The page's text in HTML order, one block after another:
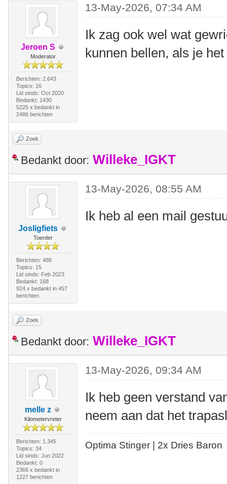
Jeroen S
Moderator
Berichten: 2.643
Topics: 16
Lid sinds: Oct 2020
Bedankt: 1430
5225 x bedankt in
2486 berichten
13-May-2026, 07:34 AM
Ik zag ook wel wat
kunnen bellen, als je
Zoek
Bedankt door: Willeke_IGKT
Josligfiets
Toerder
Berichten: 488
Topics: 15
Lid sinds: Feb 2023
Bedankt: 168
924 x bedankt in 457
berichten
13-May-2026, 08:55 AM
Ik heb al een mail
Zoek
Bedankt door: Willeke_IGKT
melle z
Kilometervreter
Berichten: 1.345
Topics: 34
Lid sinds: Jun 2022
Bedankt: 0
2366 x bedankt in
1227 berichten
13-May-2026, 09:34 AM
Ik heb geen verstand
neem aan dat het
Optima Stinger | 2x Dries Baron